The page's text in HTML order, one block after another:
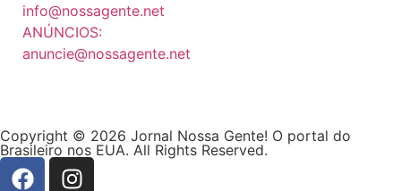
info@nossagente.net
ANÚNCIOS:
anuncie@nossagente.net
Copyright © 2026 Jornal Nossa Gente! O portal do
Brasileiro nos EUA. All Rights Reserved.